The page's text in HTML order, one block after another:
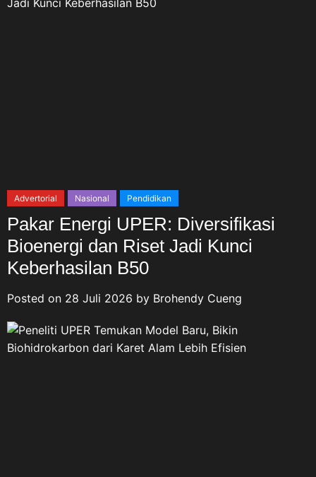
Advertorial Nasional Pendidikan
Pakar Energi UPER: Diversifikasi
Bioenergi dan Riset Jadi Kunci
Keberhasilan B50
Posted on 28 Juli 2026 by Brohendy Cueng